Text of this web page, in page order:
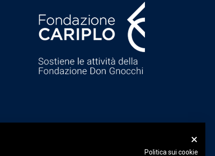
Politica sui cookie